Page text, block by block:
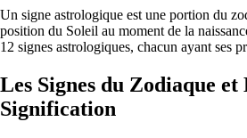
Un signe astrologique est une portion du
position du Soleil au moment de la
12 signes astrologiques, chacun ayant ses
Les Signes du Zodiaque
Signification